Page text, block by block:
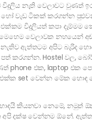
නැති වෙලාවට වුණත්
වැඩ ටිකක් කරගන්න
එක්කම විදුලියත් කපා දැම්මම
මෙහෙම වෙලාවක නහයෙන්
ඇත්තටම අපිට බැරිද
කරගන්න. Hostel වල,
phone එක, laptop එක
set වෙන්න මේක හොඳ
කියනවා නෙමේ, නමුත්
දක්ෂ වෙන්නම ඕනේ.